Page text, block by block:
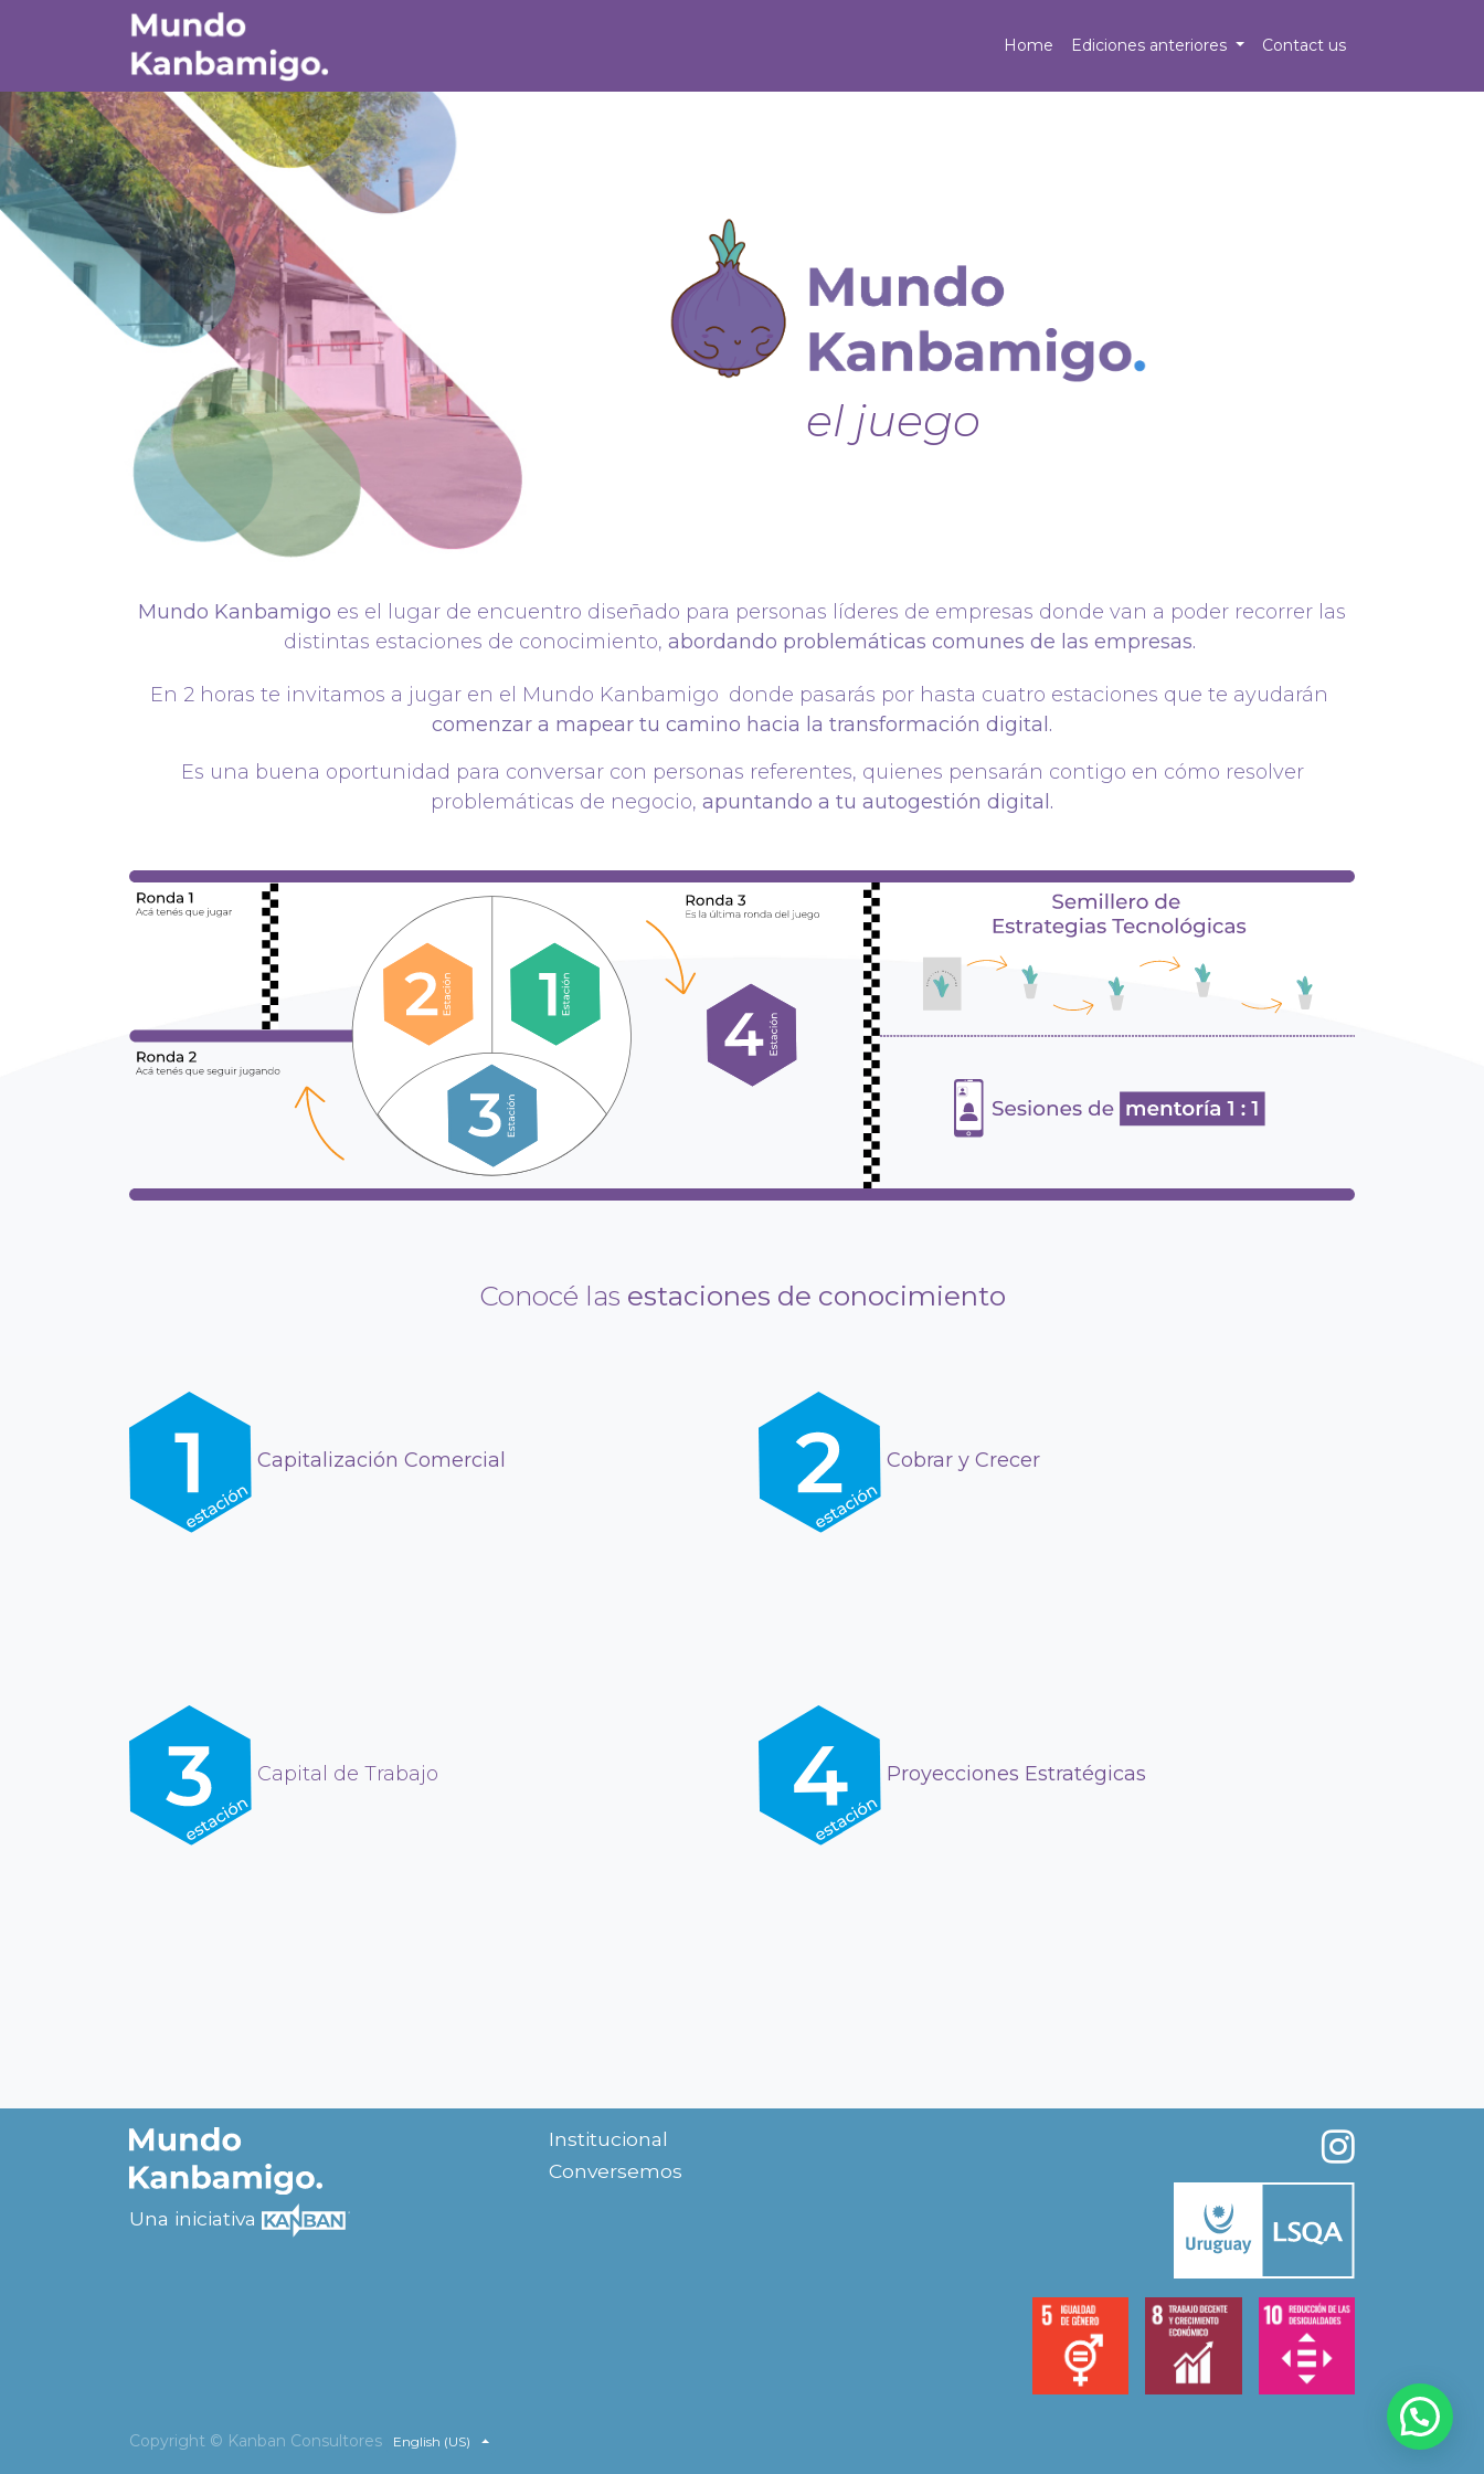
Home Ediciones anteriores Contact us
el juego
Mundo Kanbamigo es el lugar de encuentro diseñado para personas líderes de empresas donde van a poder recorrer las
distintas estaciones de conocimiento, abordando problemáticas comunes de las empresas.
En 2 horas te invitamos a jugar en el Mundo Kanbamigo donde pasarás por hasta cuatro estaciones que te ayudarán
comenzar a mapear tu camino hacia la transformación digital.
Es una buena oportunidad para conversar con personas referentes, quienes pensarán contigo en cómo resolver
problemáticas de negocio, apuntando a tu autogestión digital.
Conocé las estaciones de conocimiento
Capitalización Comercial Cobrar y Crecer
Capital de Trabajo Proyecciones Estratégicas
Una iniciativa
Institucional
Conversemos
Copyright © Kanban Consultores English (US)